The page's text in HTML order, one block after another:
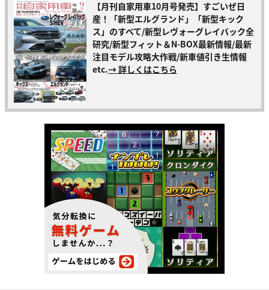
【月刊自家用車10月号発売】すごいぜ日
産！「新型エルグランド」「新型キック
ス」のすべて/新型レヴォーグレイバック全
研究/新型フィット＆N-BOX最新情報/最新
注目モデル攻略大作戦/新車値引き生情報
etc.→ 詳しくはこちら